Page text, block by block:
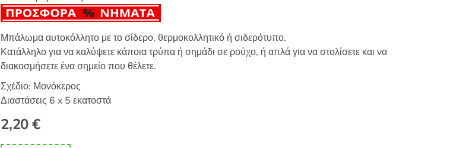
Μπάλωμα αυτοκόλλητο με το σίδερο, θερμοκολλητικό ή σιδερότυπο.
Κατάλληλο για να καλύψετε κάποια τρύπα ή σημάδι σε ρούχο, ή απλά για να στολίσετε και να
διακοσμήσετε ένα σημείο που θέλετε.
Σχέδιο: Μονόκερος
Διαστάσεις 6 x 5 εκατοστά
2,20€